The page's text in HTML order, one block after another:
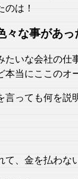
は！
々な事があっ
いな会社の仕
当にここのオ
言っても何を説
、金を払わな